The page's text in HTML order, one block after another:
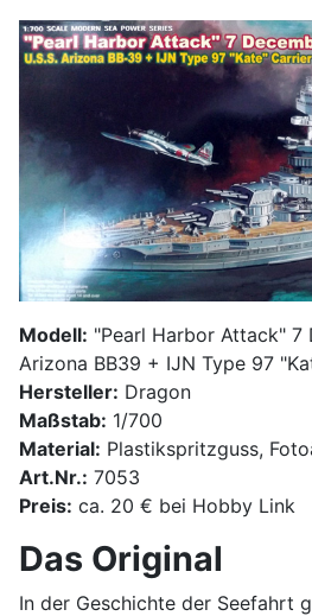
Modell: "Pearl Harbor Attack" 7
Arizona BB39 + IJN Type 97
Hersteller: Dragon
Maßstab: 1/700
Material: Plastikspritzguss,
Art.Nr.: 7053
Preis: ca. 20 € bei Hobby Link
Das Original
In der Geschichte der Seefahrt